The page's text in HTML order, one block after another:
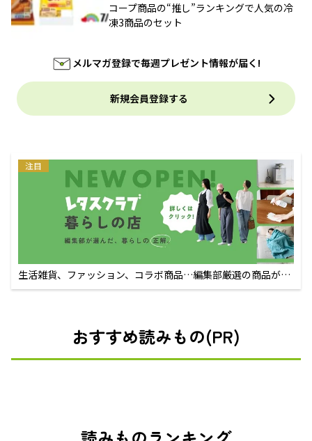
コープ商品の“推し”ランキングで人気の冷
凍3商品のセット
メルマガ登録で毎週プレゼント情報が届く!
新規会員登録する
注目
生活雑貨、ファッション、コラボ商品…編集部厳選の商品が買
えるECサイト
おすすめ読みもの(PR)